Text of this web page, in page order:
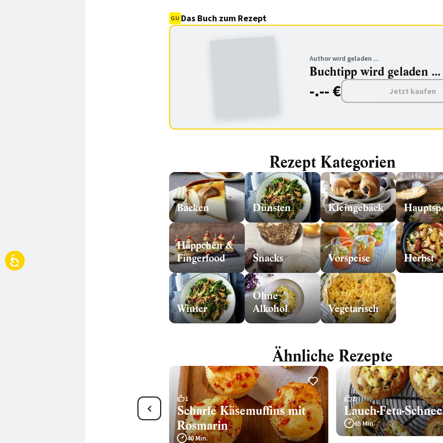
Das Buch zum Rezept
Author wird geladen ...
Buchtipp wird geladen ...
-.-- € Jetzt kaufen
Rezept Kategorien
Backen Dünsten Kleingebäck
Häppchen &
Fingerfood
Snacks Vorspeise Herbst
Winter
Ohne
Alkohol
Vegetarisch
Ähnliche Rezepte
1
Scharfe Käsemuffins mit
Rosmarin
40 Min.
2
Lauch-Feta-
65 Min.